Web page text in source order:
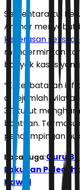
Sementara itu,
Anshor menyebut
kekerasan seksual
mencerminkan
banyak kasus
“Keterbatasan
di sejumlah
3T, turut
bantuan.
pendampingan
Baca Juga:Guru
Lakukan
Kawal